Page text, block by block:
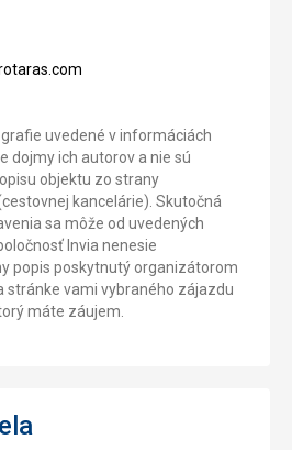
uvedené v informáciách
dojmy ich autorov a nie sú
objektu zo strany
kancelárie). Skutočná
sa môže od uvedených
Invia nenesie
popis poskytnutý organizátorom
stránke vami vybraného zájazdu
máte záujem.